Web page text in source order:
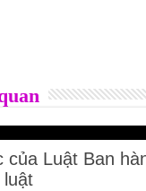
của Luật Ban
luật